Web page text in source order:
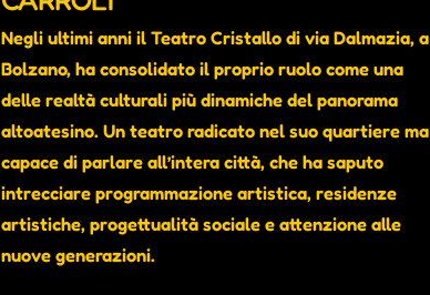
Negli ultimi anni il Teatro Cristallo di via Dalmazia, a
Bolzano, ha consolidato il proprio ruolo come una
delle realtà culturali più dinamiche del panorama
altoatesino. Un teatro radicato nel suo quartiere ma
capace di parlare all’intera città, che ha saputo
intrecciare programmazione artistica, residenze
artistiche, progettualità sociale e attenzione alle
nuove generazioni.